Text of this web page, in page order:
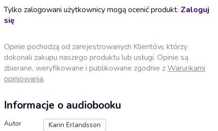
Tylko zalogowani użytkownicy mogą ocenić produkt. Zaloguj
się
Opinie pochodzą od zarejestrowanych Klientów, którzy
dokonali zakupu naszego produktu lub usługi. Opinie są
zbierane, weryfikowane i publikowane zgodnie zWarunkami
opiniowania.
Informacje o audiobooku
Autor
Karin Erlandsson